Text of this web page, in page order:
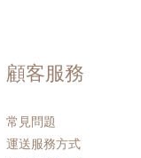
顧客服務
常見問題
運送服務方式